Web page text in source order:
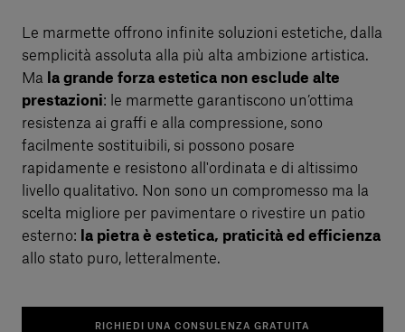
Le marmette offrono infinite soluzioni estetiche, dalla
semplicità assoluta alla più alta ambizione artistica.
Ma
la grande forza estetica non esclude alte
prestazioni: le marmette garantiscono un’ottima
resistenza ai graffi e alla compressione, sono
facilmente sostituibili, si possono posare
rapidamente e resistono all'ordinata e di altissimo
livello qualitativo. Non sono un compromesso ma la
scelta migliore per pavimentare o rivestire un patio
esterno:
la pietra è estetica, praticità ed efficienza
allo stato puro, letteralmente.
RICHIEDI UNA CONSULENZA GRATUITA